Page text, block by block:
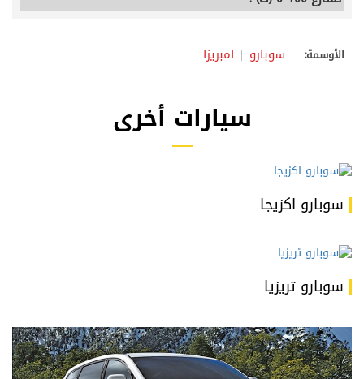
الأوسمة: سوبارو امبريزا
سيارات أخرى
سوبارو اكزيجا
سوبارو تريزيا